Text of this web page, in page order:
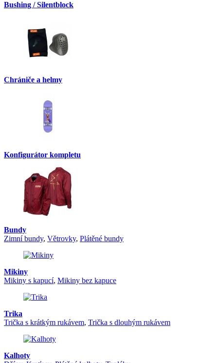
Bushing / Silentblock
Chrániče a helmy
Konfigurátor kompletu
Bundy
Zimní bundy, Větrovky, Plátěné bundy
Mikiny
Mikiny s kapucí, Mikiny bez kapuce
Trika
Trička s krátkým rukávem, Trička s dlouhým rukávem
Kalhoty